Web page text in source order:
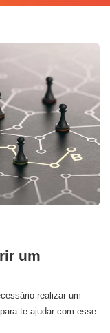
um
realizar um
te ajudar com esse